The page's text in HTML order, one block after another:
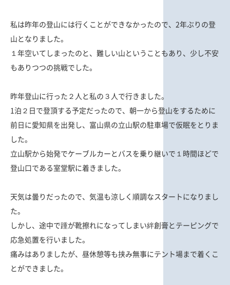
私は昨年の登山には行くことができなかったので、2年ぶりの登
山となりました。
１年空いてしまったのと、難しい山ということもあり、少し不安
もありつつの挑戦でした。
昨年登山に行った２人と私の３人で行きました。
1泊２日で登頂する予定だったので、朝一から登山をするために
前日に愛知県を出発し、富山県の立山駅の駐車場で仮眠をとりま
した。
立山駅から始発でケーブルカーとバスを乗り継いで１時間ほどで
登山口である室堂駅に着きました。
天気は曇りだったので、気温も涼しく順調なスタートになりまし
た。
しかし、途中で踵が靴擦れになってしまい絆創膏とテーピングで
応急処置を行いました。
痛みはありましたが、昼休憩等も挟み無事にテント場まで着くこ
とができました。